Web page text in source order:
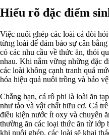
Hiểu rõ đặc điểm
Việc nuôi ghép các loài cá đòi
từng loài để đảm bảo sự cân
có các nhu cầu về thức ăn, thói
nhau. Khi nắm vững những đặc
các loài không cạnh tranh quá
hóa hiệu quả nuôi trồng và bảo
Chẳng hạn, cá rô phi là loài ăn
như tảo và vật chất hữu cơ. Cá
điều kiện nước ít oxy và chuyên
thường ăn các loại thức ăn từ lớp
khi nuôi ghép, các loài sẽ khai